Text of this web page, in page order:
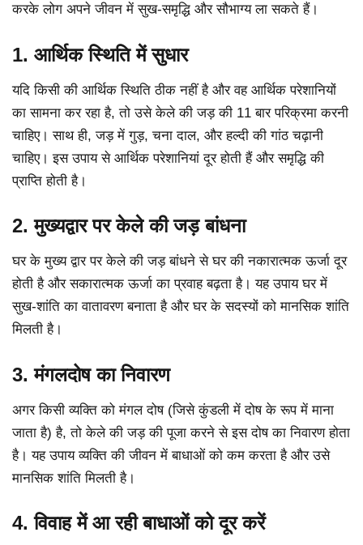
करके लोग अपने जीवन में सुख-समृद्धि और सौभाग्य ला सकते हैं।
1. आर्थिक स्थिति में सुधार
यदि किसी की आर्थिक स्थिति ठीक नहीं है और वह आर्थिक परेशानियों
का सामना कर रहा है, तो उसे केले की जड़ की 11 बार परिक्रमा करनी
चाहिए। साथ ही, जड़ में गुड़, चना दाल, और हल्दी की गांठ चढ़ानी
चाहिए। इस उपाय से आर्थिक परेशानियां दूर होती हैं और समृद्धि की
प्राप्ति होती है।
2. मुख्यद्वार पर केले की जड़ बांधना
घर के मुख्य द्वार पर केले की जड़ बांधने से घर की नकारात्मक ऊर्जा दूर
होती है और सकारात्मक ऊर्जा का प्रवाह बढ़ता है। यह उपाय घर में
सुख-शांति का वातावरण बनाता है और घर के सदस्यों को मानसिक शांति
मिलती है।
3. मंगलदोष का निवारण
अगर किसी व्यक्ति को मंगल दोष (जिसे कुंडली में दोष के रूप में माना
जाता है) है, तो केले की जड़ की पूजा करने से इस दोष का निवारण होता
है। यह उपाय व्यक्ति की जीवन में बाधाओं को कम करता है और उसे
मानसिक शांति मिलती है।
4. विवाह में आ रही बाधाओं को दूर करें